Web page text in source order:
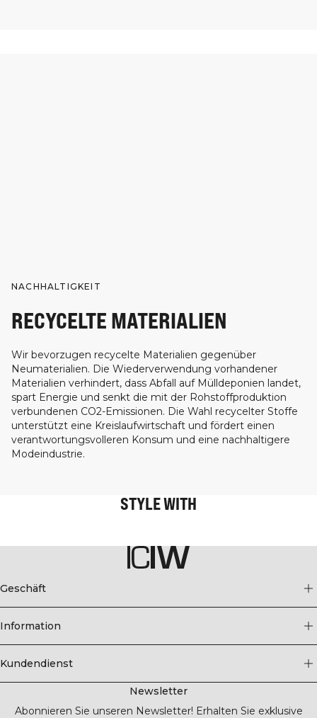
NACHHALTIGKEIT
RECYCELTE MATERIALIEN
Wir bevorzugen recycelte Materialien gegenüber
Neumaterialien. Die Wiederverwendung vorhandener
Materialien verhindert, dass Abfall auf Mülldeponien landet,
spart Energie und senkt die mit der Rohstoffproduktion
verbundenen CO2-Emissionen. Die Wahl recycelter Stoffe
unterstützt eine Kreislaufwirtschaft und fördert einen
verantwortungsvolleren Konsum und eine nachhaltigere
Modeindustrie.
STYLE WITH
Geschäft
Information
Kundendienst
Newsletter
Abonnieren Sie unseren Newsletter! Erhalten Sie exklusive